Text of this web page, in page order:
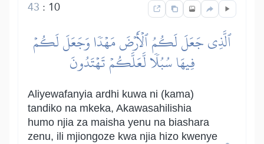
10
:
43
ٱلَّذِي جَعَلَ لَكُمُ ٱلۡأَرۡضَ مَهۡدٗا وَجَعَلَ لَكُمۡ
فِيهَا سُبُلٗا لَّعَلَّكُمۡ تَهۡتَدُونَ
Aliyewafanyia ardhi kuwa ni (kama)
tandiko na mkeka, Akawasahilishia
humo njia za maisha yenu na biashara
zenu, ili mjiongoze kwa njia hizo kwenye